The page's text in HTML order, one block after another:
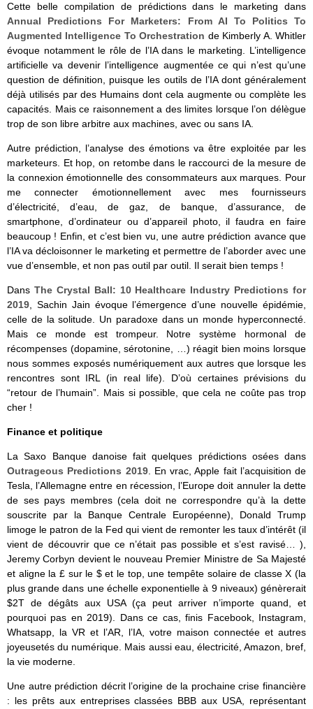
Cette belle compilation de prédictions dans le marketing dans
Annual Predictions For Marketers: From AI To Politics To
Augmented Intelligence To Orchestration de Kimberly A. Whitler
évoque notamment le rôle de l’IA dans le marketing. L’intelligence
artificielle va devenir l’intelligence augmentée ce qui n’est qu’une
question de définition, puisque les outils de l’IA dont généralement
déjà utilisés par des Humains dont cela augmente ou complète les
capacités. Mais ce raisonnement a des limites lorsque l’on délègue
trop de son libre arbitre aux machines, avec ou sans IA.
Autre prédiction, l’analyse des émotions va être exploitée par les
marketeurs. Et hop, on retombe dans le raccourci de la mesure de
la connexion émotionnelle des consommateurs aux marques. Pour
me connecter émotionnellement avec mes fournisseurs
d’électricité, d’eau, de gaz, de banque, d’assurance, de
smartphone, d’ordinateur ou d’appareil photo, il faudra en faire
beaucoup ! Enfin, et c’est bien vu, une autre prédiction avance que
l’IA va décloisonner le marketing et permettre de l’aborder avec une
vue d’ensemble, et non pas outil par outil. Il serait bien temps !
Dans The Crystal Ball: 10 Healthcare Industry Predictions for
2019, Sachin Jain évoque l’émergence d’une nouvelle épidémie,
celle de la solitude. Un paradoxe dans un monde hyperconnecté.
Mais ce monde est trompeur. Notre système hormonal de
récompenses (dopamine, sérotonine, …) réagit bien moins lorsque
nous sommes exposés numériquement aux autres que lorsque les
rencontres sont IRL (in real life). D’où certaines prévisions du
“retour de l’humain”. Mais si possible, que cela ne coûte pas trop
cher !
Finance et politique
La Saxo Banque danoise fait quelques prédictions osées dans
Outrageous Predictions 2019. En vrac, Apple fait l’acquisition de
Tesla, l’Allemagne entre en récession, l’Europe doit annuler la dette
de ses pays membres (cela doit ne correspondre qu’à la dette
souscrite par la Banque Centrale Européenne), Donald Trump
limoge le patron de la Fed qui vient de remonter les taux d’intérêt (il
vient de découvrir que ce n’était pas possible et s’est ravisé… ),
Jeremy Corbyn devient le nouveau Premier Ministre de Sa Majesté
et aligne la £ sur le $ et le top, une tempête solaire de classe X (la
plus grande dans une échelle exponentielle à 9 niveaux) génèrerait
$2T de dégâts aux USA (ça peut arriver n’importe quand, et
pourquoi pas en 2019). Dans ce cas, finis Facebook, Instagram,
Whatsapp, la VR et l’AR, l’IA, votre maison connectée et autres
joyeusetés du numérique. Mais aussi eau, électricité, Amazon, bref,
la vie moderne.
Une autre prédiction décrit l’origine de la prochaine crise financière
: les prêts aux entreprises classées BBB aux USA, représentant